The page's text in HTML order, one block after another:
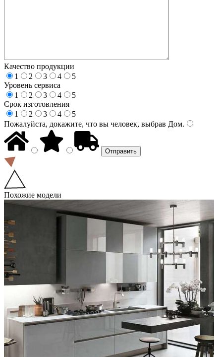
Качество продукции
1
2 3 4
5
Уровень сервиса
1
2 3 4
5
Срок изготовления
1
2 3 4
5
Пожалуйста, докажите, что вы человек, выбрав Дом.
Похожие модели